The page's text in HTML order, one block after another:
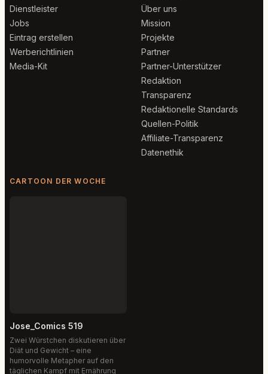
Dienstleister
Jobs
Eintrag erstellen
Werberichtlinien
Media-Kit
Über uns
Mission
Projekte
Partner
Partner-Unterstützer
Redaktion
Transparenz
Redaktionelle Standards
Quellen-Politik
Affiliate-Transparenz
Datenethik
CARTOON DER WOCHE
Jose_Comics 519
Zwei Würstchen diskutieren über
Diät und Gewicht – eine
humorvolle Metapher auf den
täglichen Kampf mit Ernährung